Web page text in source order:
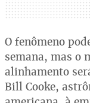
O fenômeno
semana, mas o
alinhamento
Bill Cooke,